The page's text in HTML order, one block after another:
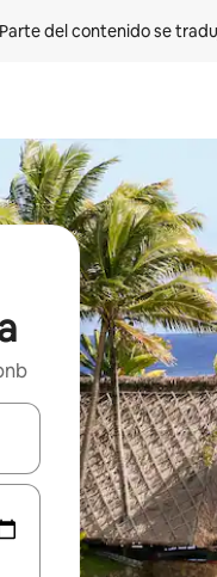
Parte del contenido se
usando las